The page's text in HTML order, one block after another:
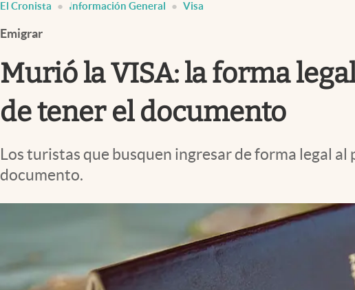
Infotechnology
Clase
Clima
Mundial 2026
Eventos Corporativos
El Cronista Información General Visa
Emigrar
Murió la VISA: la forma
de tener el documento
Los turistas que busquen ingresar de forma legal
documento.